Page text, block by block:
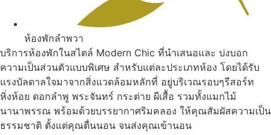
ห้องพักลำพวา
บริการห้องพักในสไตล์ Modern Chic ที่นำเสนอและ บ่งบอก
ความเป็นส่วนตัวแบบพิเศษ สำหรับแต่ละประเภทห้อง โดยได้รับ
แรงบัลดาลใจมาจากสิ่งแวดล้อมหลักที่ อยู่บริเวณรอบๆรีสอร์ท
หิ่งห้อย ดอกลำพู พระจันทร์ กระต่าย ผีเสื้อ รวมทั้งแมกไม้
นานาพรรณ พร้อมด้วยบรรยากาศริมคลอง ให้คุณสัมผัสความเป็น
ธรรมชาติ ตั้งแต่คุณตื่นนอน จนส่งคุณเข้านอน